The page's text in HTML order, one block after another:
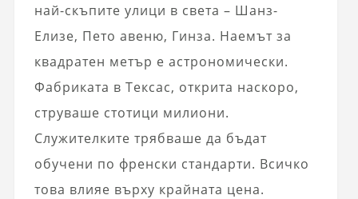
най-скъпите улици в света – Шанз-
Елизе, Пето авеню, Гинза. Наемът за
квадратен метър е астрономически.
Фабриката в Тексас, открита наскоро,
струваше стотици милиони.
Служителките трябваше да бъдат
обучени по френски стандарти. Всичко
това влияе върху крайната цена.